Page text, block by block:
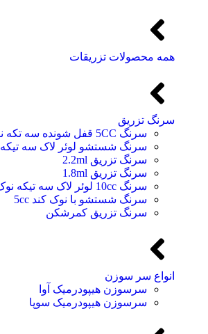
همه محصولات تزریقات
سرنگ تزریق
سرنگ 5CC قفل شونده سه تکه نوک کند
سرنگ شستشو لوئر لاک سه تیکه
سرنگ تزریق 2.2ml
سرنگ تزریق 1.8ml
سرنگ 10cc لوئر لاک سه تیکه نوک
سرنگ شستشو با نوک کند 5cc
سرنگ تزریق کمرشکن
انواع سر سوزن
سرسوزن هیپودرمیک آوا
سرسوزن هیپودرمیک سوپا